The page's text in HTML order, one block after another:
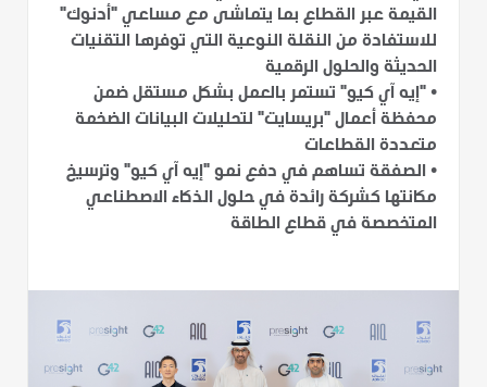
القيمة عبر القطاع بما يتماشى مع مساعي "أدنوك"
للاستفادة من النقلة النوعية التي توفرها التقنيات
الحديثة والحلول الرقمية
• "إيه آي كيو" تستمر بالعمل بشكل مستقل ضمن
محفظة أعمال "بريسايت" لتحليلات البيانات الضخمة
متعددة القطاعات
• الصفقة تساهم في دفع نمو "إيه آي كيو" وترسيخ
مكانتها كشركة رائدة في حلول الذكاء الاصطناعي
المتخصصة في قطاع الطاقة